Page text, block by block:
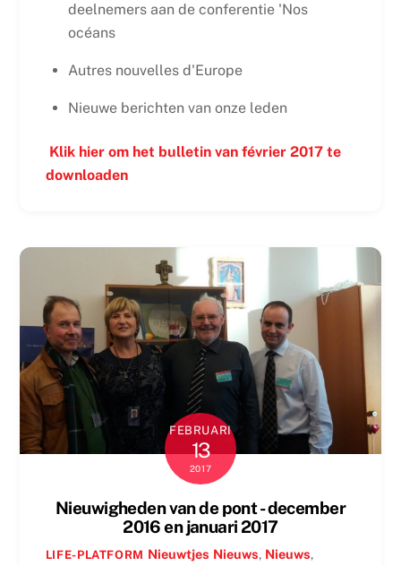
deelnemers aan de conferentie 'Nos
océans
Autres nouvelles d'Europe
Nieuwe berichten van onze leden
Klik hier om het bulletin van février 2017 te
downloaden
FEBRUARI
13
2017
Nieuwigheden van de pont - december
2016 en januari 2017
LIFE-PLATFORM Nieuwtjes Nieuws, Nieuws,